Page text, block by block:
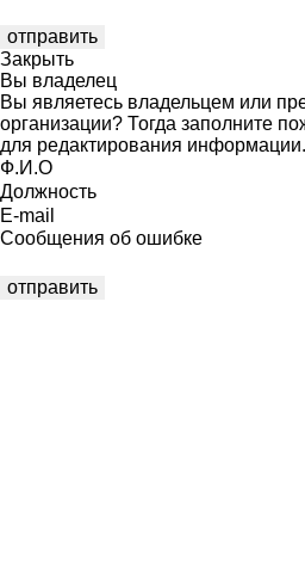
Закрыть
Вы владелец
Вы являетесь владельцем или
организации? Тогда заполните
для редактирования информации.
Ф.И.О
Должность
E-mail
Сообщения об ошибке